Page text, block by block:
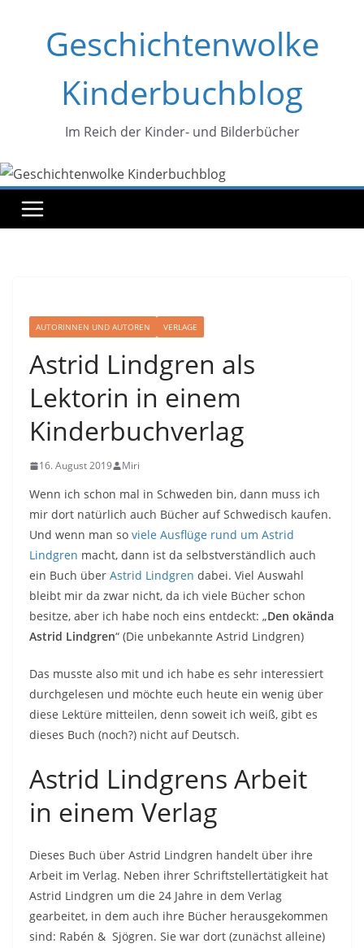
springenGeschichtenwolke
Kinderbuchblog
Im Reich der Kinder- und Bilderbücher
AUTORINNEN UND AUTOREN VERLAGE
Astrid Lindgren als
Lektorin in einem
Kinderbuchverlag
16. August 2019 Miri
Wenn ich schon mal in Schweden bin, dann muss ich
mir dort natürlich auch Bücher auf Schwedisch kaufen.
Und wenn man so viele Ausflüge rund um Astrid
Lindgren macht, dann ist da selbstverständlich auch
ein Buch über Astrid Lindgren dabei. Viel Auswahl
bleibt mir da zwar nicht, da ich viele Bücher schon
besitze, aber ich habe noch eins entdeckt: „Den okända
Astrid Lindgren“ (Die unbekannte Astrid Lindgren)
Das musste also mit und ich habe es sehr interessiert
durchgelesen und möchte euch heute ein wenig über
diese Lektüre mitteilen, denn soweit ich weiß, gibt es
dieses Buch (noch?) nicht auf Deutsch.
Astrid Lindgrens Arbeit
in einem Verlag
Dieses Buch über Astrid Lindgren handelt über ihre
Arbeit im Verlag. Neben ihrer Schriftstellertätigkeit hat
Astrid Lindgren um die 24 Jahre in dem Verlag
gearbeitet, in dem auch ihre Bücher herausgekommen
sind: Rabén & Sjögren. Sie war dort (zunächst alleine)